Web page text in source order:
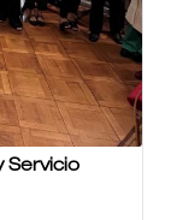
Servicio